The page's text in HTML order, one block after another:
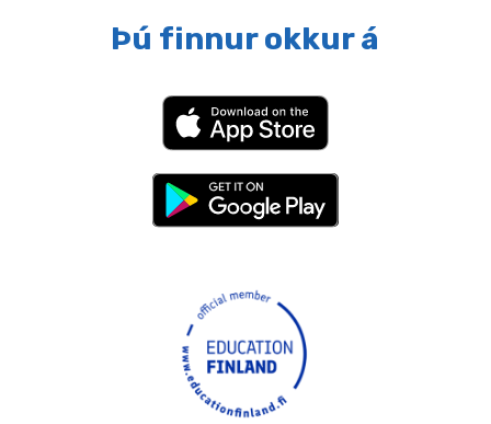
Þú finnur okkur á